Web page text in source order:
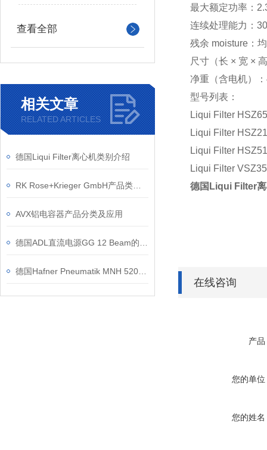
查看全部
相关文章
RELATED ARTICLES
德国Liqui Filter离心机类别介绍
AVX铝电容器产品分类及应用
最大额定功率：
连续处理能力：
残余 moisture：
尺寸（长 × 宽 ×
净重（含电机）
型号列表：
Liqui Filter
Liqui Filter
Liqui Filter
Liqui Filter
德国Liqui Filter
在线咨询
产品
您的单位
您的姓名